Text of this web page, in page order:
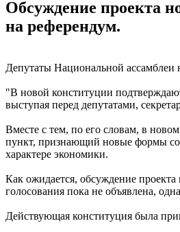
Обсуждение проекта
на референдум.
Депутаты Национальной ассамблеи
"В новой конституции
выступая перед депутатами,
Вместе с тем, по его словам, в
пункт, признающий новые формы
характере экономики.
Как ожидается, обсуждение
голосования пока не объявлена,
Действующая конституция была